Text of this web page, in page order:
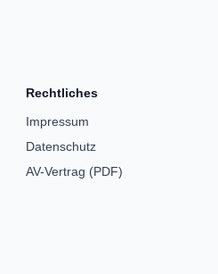
Rechtliches
Impressum
Datenschutz
AV-Vertrag (PDF)